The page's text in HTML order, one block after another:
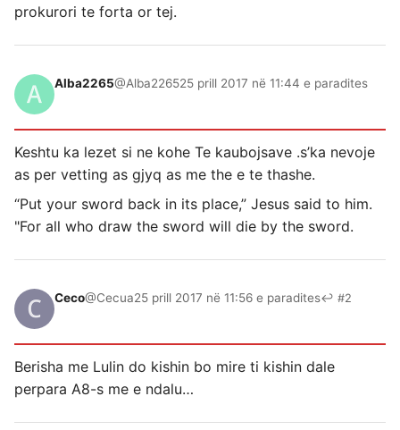
prokurori te forta or tej.
Alba2265@Alba226525 prill 2017 në 11:44 e paradites
Keshtu ka lezet si ne kohe Te kaubojsave .s’ka nevoje
as per vetting as gjyq as me the e te thashe.
“Put your sword back in its place,” Jesus said to him.
"For all who draw the sword will die by the sword.
Ceco@Cecua25 prill 2017 në 11:56 e paradites↩ #2
Berisha me Lulin do kishin bo mire ti kishin dale
perpara A8-s me e ndalu…